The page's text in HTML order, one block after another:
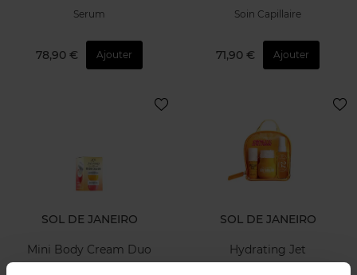
Serum
78,90 € Ajouter
Soin Capillaire
71,90 € Ajouter
SOL DE JANEIRO
Mini Body Cream Duo
SOL DE JANEIRO
Hydrating Jet